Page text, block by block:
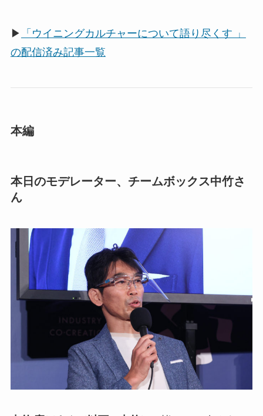
▶
「ウイニングカルチャーについて語り尽くす 」
の配信済み記事一覧
本編
本日のモデレーター、チームボックス中竹さ
ん